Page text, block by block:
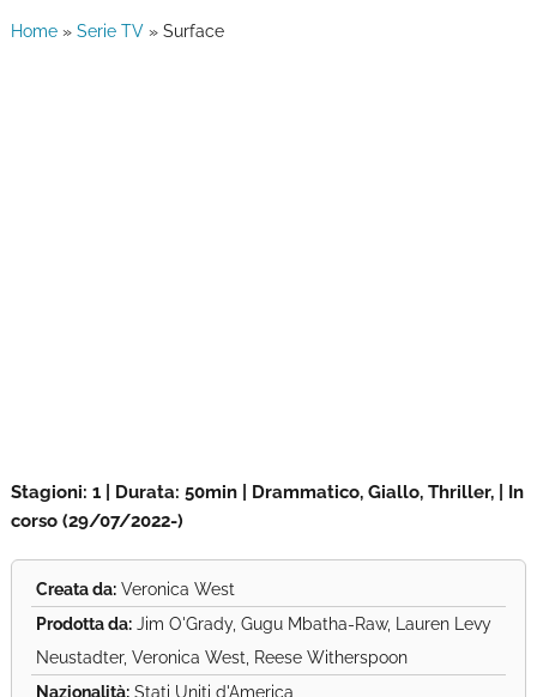
Home» Serie TV» Surface
Stagioni: 1 | Durata: 50min | Drammatico, Giallo, Thriller, | In
corso (29/07/2022-)
Creata da:Veronica West
Prodotta da:Jim O'Grady, Gugu Mbatha-Raw, Lauren Levy
Neustadter, Veronica West, Reese Witherspoon
Nazionalità:Stati Uniti d'America